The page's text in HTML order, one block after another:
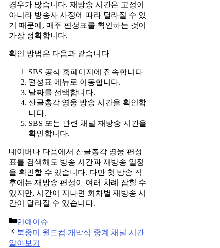
경우가 많습니다. 재방송 시간은 고정이
아니라 방송사 사정에 따라 달라질 수 있
기 때문에, 매주 편성표를 확인하는 것이
가장 정확합니다.
확인 방법은 다음과 같습니다.
SBS 공식 홈페이지에 접속합니다.
편성표 메뉴로 이동합니다.
날짜를 선택합니다.
산골총각 영웅 방송 시간을 확인합
니다.
SBS 또는 관련 채널 재방송 시간을
확인합니다.
네이버나 다음에서 산골총각 영웅 편성
표를 검색해도 방송 시간과 재방송 일정
을 확인할 수 있습니다. 다만 첫 방송 직
후에는 재방송 편성이 여러 차례 잡힐 수
있지만, 시간이 지나면 회차별 재방송 시
간이 달라질 수 있습니다.
Categories
연예이슈
Post
navigation
북중미 월드컵 개막식 중계 채널 시간
알아보기